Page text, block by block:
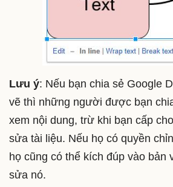
Lưu ý: Nếu bạn chia sẻ Google
vẽ thì những người được bạn
xem nội dung, trừ khi bạn cấp
sửa tài liệu. Nếu họ có quyền
họ cũng có thể kích đúp vào bản
sửa nó.